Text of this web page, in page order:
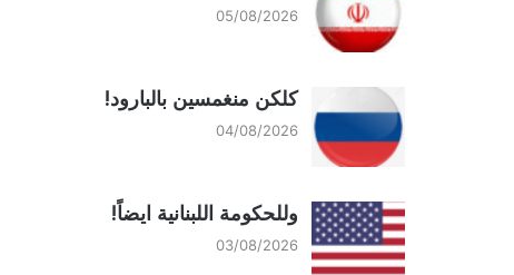
05/08/2026
كلكن منغمسين بالبارود!
04/08/2026
وللحكومة اللبنانية ايضاً!
03/08/2026